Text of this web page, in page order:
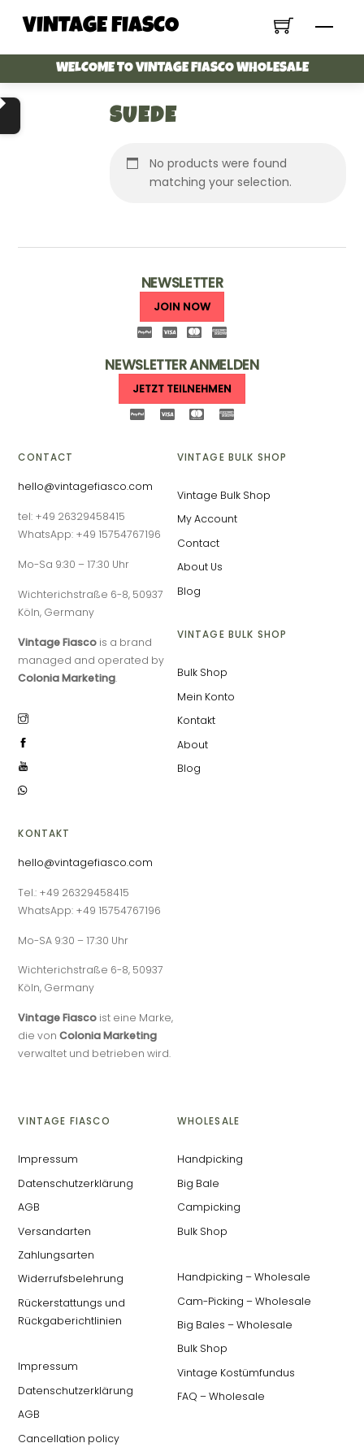
Menu
VINTAGE FIASCO
WELCOME TO VINTAGE FIASCO WHOLESALE
SUEDE
No products were found
matching your selection.
NEWSLETTER
JOIN NOW
NEWSLETTER ANMELDEN
JETZT TEILNEHMEN
CONTACT
hello@vintagefiasco.com
tel: +49 26329458415
WhatsApp: +49 15754767196
Mo-Sa 9:30 – 17:30 Uhr
Wichterichstraße 6-8, 50937
Köln, Germany
Vintage Fiasco is a brand
managed and operated by
Colonia Marketing.
KONTAKT
hello@vintagefiasco.com
Tel.: +49 26329458415
WhatsApp: +49 15754767196
Mo-SA 9:30 – 17:30 Uhr
Wichterichstraße 6-8, 50937
Köln, Germany
Vintage Fiasco ist eine Marke,
die vonColonia Marketing
verwaltet und betrieben wird.
VINTAGE BULK SHOP
Vintage Bulk Shop
My Account
Contact
About Us
Blog
VINTAGE BULK SHOP
Bulk Shop
Mein Konto
Kontakt
About
Blog
VINTAGE FIASCO
Impressum
Datenschutzerklärung
AGB
Versandarten
Zahlungsarten
Widerrufsbelehrung
Rückerstattungs und
Rückgaberichtlinien
Impressum
Datenschutzerklärung
AGB
Cancellation policy
WHOLESALE
Handpicking
Big Bale
Campicking
Bulk Shop
Handpicking – Wholesale
Cam-Picking – Wholesale
Big Bales – Wholesale
Bulk Shop
Vintage Kostümfundus
FAQ – Wholesale